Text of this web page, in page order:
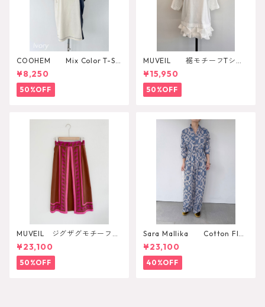
COOHEM Mix Color T-SH
IRT
¥8,250
50%OFF
MUVEIL 裾モチーフTシャ
ツ
¥15,950
50%OFF
MUVEIL ジグザグモチーフス
カート
¥23,100
50%OFF
Sara Mallika Cotton Flo
wer Signal Print All In One
¥23,100
40%OFF